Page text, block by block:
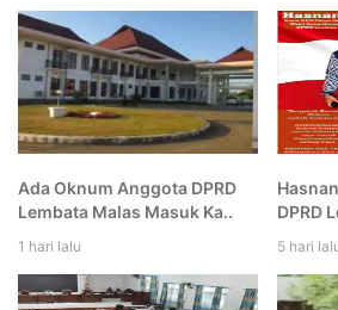
Ada Oknum Anggota DPRD
Lembata Malas Masuk Ka..
1 hari lalu
DPRD
5 hari